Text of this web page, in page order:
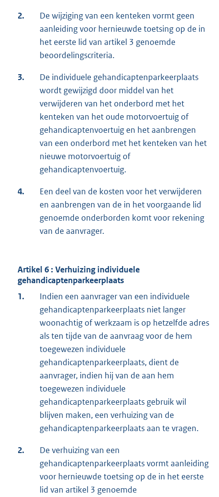
2.
De wijziging van een kenteken vormt geen
aanleiding voor hernieuwde toetsing op de in
het eerste lid van artikel 3 genoemde
beoordelingscriteria.
3.
De individuele gehandicaptenparkeerplaats
wordt gewijzigd door middel van het
verwijderen van het onderbord met het
kenteken van het oude motorvoertuig of
gehandicaptenvoertuig en het aanbrengen
van een onderbord met het kenteken van het
nieuwe motorvoertuig of
gehandicaptenvoertuig.
4.
Een deel van de kosten voor het verwijderen
en aanbrengen van de in het voorgaande lid
genoemde onderborden komt voor rekening
van de aanvrager.
Artikel 6 : Verhuizing individuele
gehandicaptenparkeerplaats
1.
Indien een aanvrager van een individuele
gehandicaptenparkeerplaats niet langer
woonachtig of werkzaam is op hetzelfde adres
als ten tijde van de aanvraag voor de hem
toegewezen individuele
gehandicaptenparkeerplaats, dient de
aanvrager, indien hij van de aan hem
toegewezen individuele
gehandicaptenparkeerplaats gebruik wil
blijven maken, een verhuizing van de
gehandicaptenparkeerplaats aan te vragen.
2.
De verhuizing van een
gehandicaptenparkeerplaats vormt aanleiding
voor hernieuwde toetsing op de in het eerste
lid van artikel 3 genoemde